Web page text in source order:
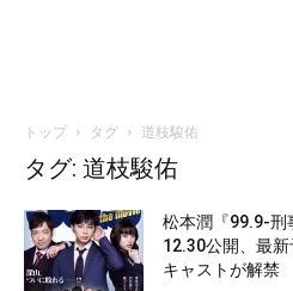
トップ タグ 道枝駿佑
タグ: 道枝駿佑
松本潤『99.9-刑
12.30公開、最
キャストが解禁